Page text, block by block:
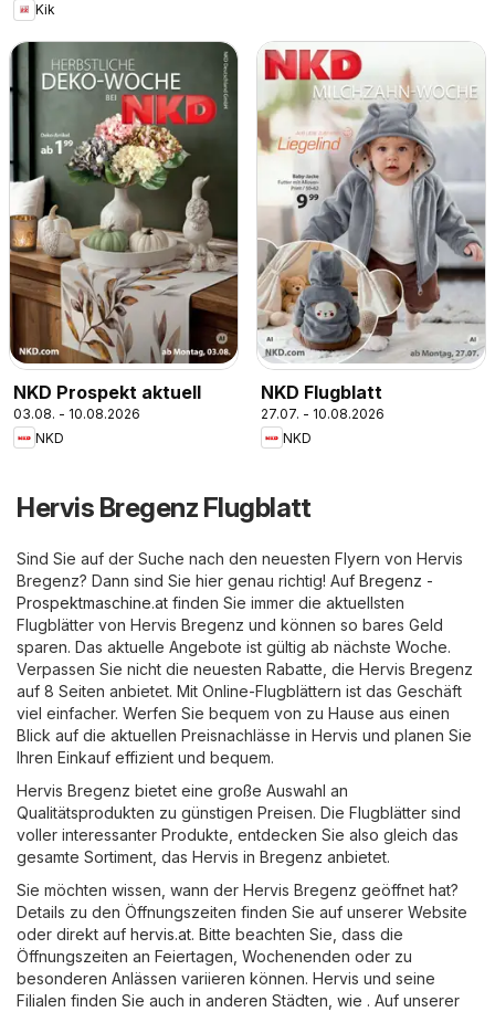
Kik
NKD Prospekt aktuell
03.08. - 10.08.2026
NKD
NKD Flugblatt
27.07. - 10.08.2026
NKD
Hervis Bregenz Flugblatt
Sind Sie auf der Suche nach den neuesten Flyern von Hervis
Bregenz? Dann sind Sie hier genau richtig! Auf Bregenz -
Prospektmaschine.at finden Sie immer die aktuellsten
Flugblätter von Hervis Bregenz und können so bares Geld
sparen. Das aktuelle Angebote ist gültig ab nächste Woche.
Verpassen Sie nicht die neuesten Rabatte, die Hervis Bregenz
auf 8 Seiten anbietet. Mit Online-Flugblättern ist das Geschäft
viel einfacher. Werfen Sie bequem von zu Hause aus einen
Blick auf die aktuellen Preisnachlässe in Hervis und planen Sie
Ihren Einkauf effizient und bequem.
Hervis Bregenz bietet eine große Auswahl an
Qualitätsprodukten zu günstigen Preisen. Die Flugblätter sind
voller interessanter Produkte, entdecken Sie also gleich das
gesamte Sortiment, das Hervis in Bregenz anbietet.
Sie möchten wissen, wann der Hervis Bregenz geöffnet hat?
Details zu den Öffnungszeiten finden Sie auf unserer Website
oder direkt auf hervis.at. Bitte beachten Sie, dass die
Öffnungszeiten an Feiertagen, Wochenenden oder zu
besonderen Anlässen variieren können. Hervis und seine
Filialen finden Sie auch in anderen Städten, wie . Auf unserer